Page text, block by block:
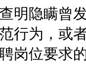
隐瞒曾发
行为，或
岗位要求